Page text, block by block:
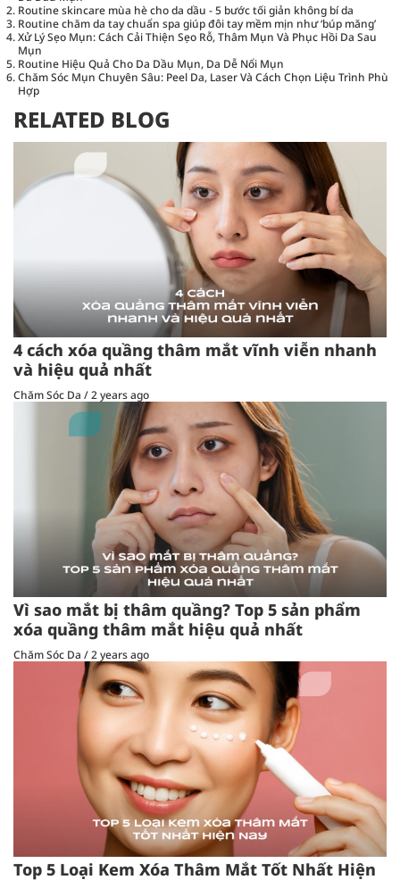
Routine skincare mùa hè cho da dầu - 5 bước tối giản không bí da
Routine chăm da tay chuẩn spa giúp đôi tay mềm mịn như ‘búp măng’
Xử Lý Sẹo Mụn: Cách Cải Thiện Sẹo Rỗ, Thâm Mụn Và Phục Hồi Da Sau
Mụn
Routine Hiệu Quả Cho Da Dầu Mụn, Da Dễ Nổi Mụn
Chăm Sóc Mụn Chuyên Sâu: Peel Da, Laser Và Cách Chọn Liệu Trình Phù
Hợp
RELATED BLOG
4 cách xóa quầng thâm mắt vĩnh viễn nhanh
và hiệu quả nhất
Chăm Sóc Da /2 years ago
Vì sao mắt bị thâm quầng? Top 5 sản phẩm
xóa quầng thâm mắt hiệu quả nhất
Chăm Sóc Da /2 years ago
Top 5 Loại Kem Xóa Thâm Mắt Tốt Nhất Hiện